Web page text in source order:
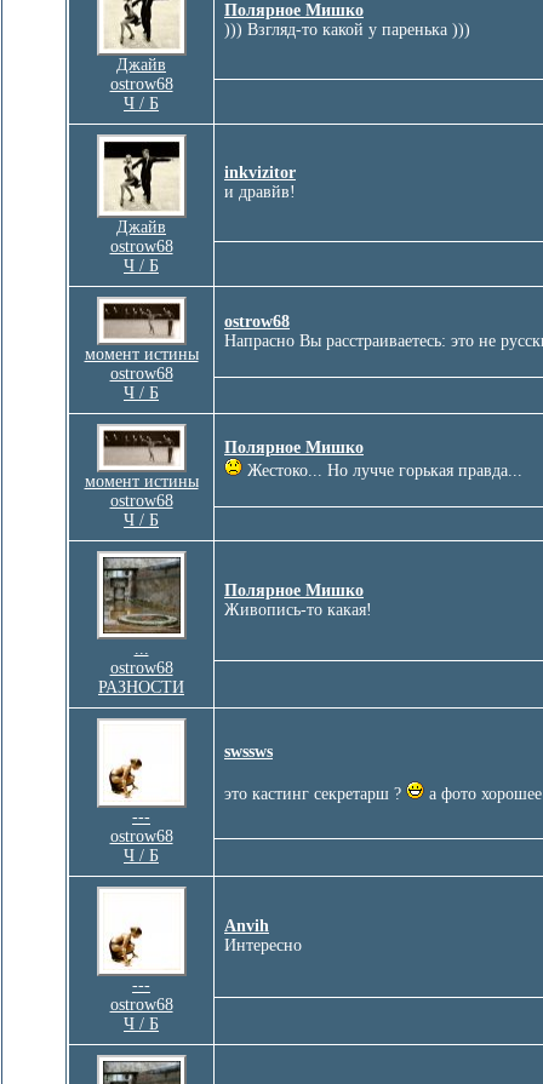
Джайв
ostrow68
Ч / Б
Полярное Мишко
))) Взгляд-то какой у паренька )))
Джайв
ostrow68
Ч / Б
inkvizitor
и дравйв!
момент истины
ostrow68
Ч / Б
ostrow68
Напрасно Вы расстраиваетесь: это не
момент истины
ostrow68
Ч / Б
Полярное Мишко
Жестоко... Но лучче горькая правда...
...
ostrow68
РАЗНОСТИ
Полярное Мишко
Живопись-то какая!
---
ostrow68
Ч / Б
swssws
это кастинг секретарш ? а фото
---
ostrow68
Ч / Б
Anvih
Интересно